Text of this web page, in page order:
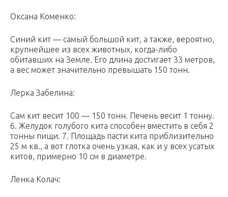
Оксана Коменко:
Синий кит — самый большой кит, а также, вероятно,
крупнейшее из всех животных, когда-либо
обитавших на Земле. Его длина достигает 33 метров,
а вес может значительно превышать 150 тонн.
Лерка Забелина:
Сам кит весит 100 — 150 тонн. Печень весит 1 тонну.
6. Желудок голубого кита способен вместить в себя 2
тонны пищи. 7. Площадь пасти кита приблизительно
25 м кв., а вот глотка очень узкая, как и у всех усатых
китов, примерно 10 см в диаметре.
Ленка Колач: